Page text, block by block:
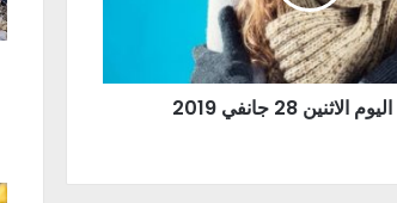
28 جانفي 2019